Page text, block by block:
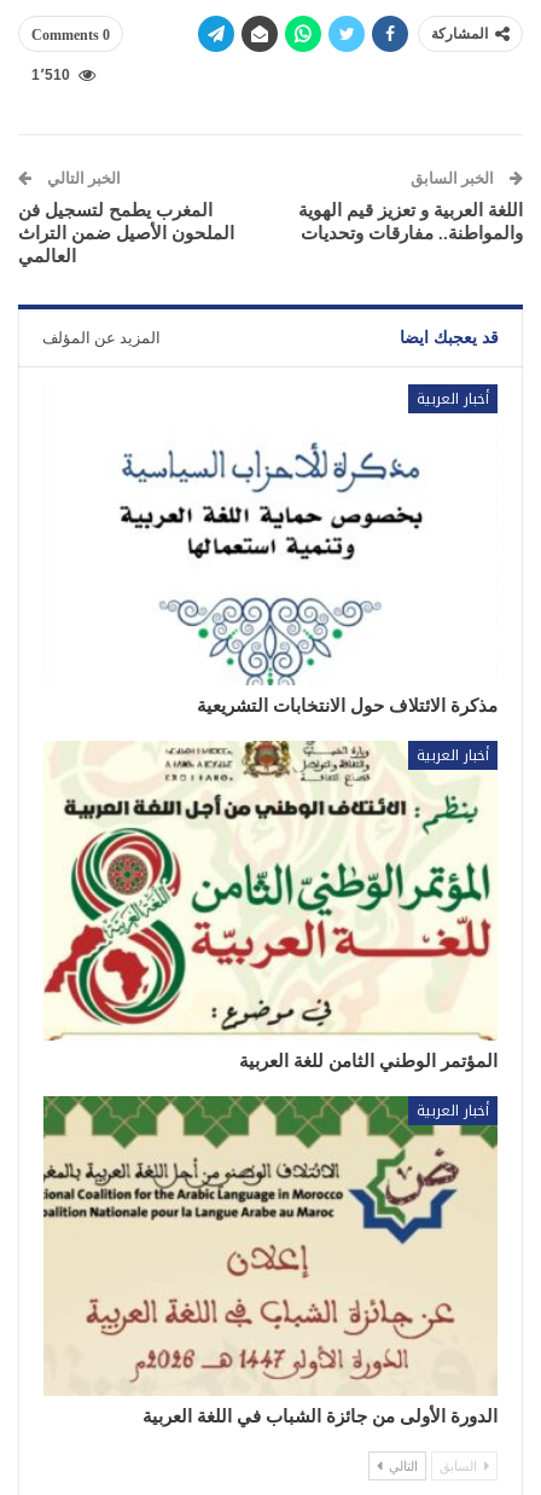
المشاركة 0 Comments
1٬510
الخبر السابق
اللغة العربية و تعزيز قيم الهوية
والمواطنة.. مفارقات وتحديات
الخبر التالي
المغرب يطمح لتسجيل فن
الملحون الأصيل ضمن التراث
العالمي
قد يعجبك ايضا المزيد عن المؤلف
أخبار العربية
مذكرة الائتلاف حول الانتخابات التشريعية
أخبار العربية
المؤتمر الوطني الثامن للغة العربية
أخبار العربية
الدورة الأولى من جائزة الشباب في اللغة العربية
السابق التالي